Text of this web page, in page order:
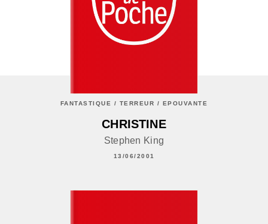
FANTASTIQUE / TERREUR / EPOUVANTE
CHRISTINE
Stephen King
13/06/2001